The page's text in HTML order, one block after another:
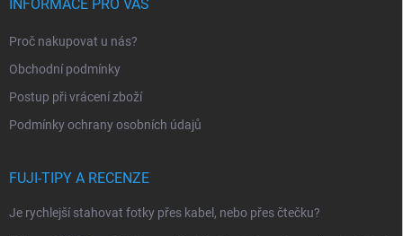
INFORMACE PRO VÁS
Proč nakupovat u nás?
Obchodní podmínky
Postup při vrácení zboží
Podmínky ochrany osobních údajů
FUJI-TIPY A RECENZE
Je rychlejší stahovat fotky přes kabel, nebo přes čtečku?